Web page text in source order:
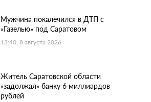
Мужчина покалечился в ДТП с
«Газелью» под Саратовом
13:40, 8 августа 2026
Житель Саратовской области
«задолжал» банку 6 миллиардов
рублей